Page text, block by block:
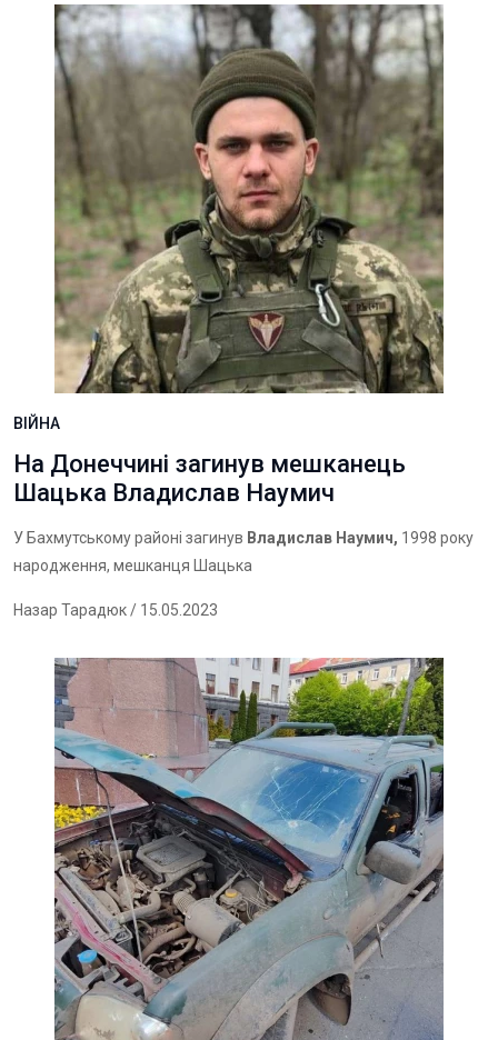
ВІЙНА
На Донеччині загинув мешканець
Шацька Владислав Наумич
У Бахмутському районі загинув Владислав Наумич, 1998 року
народження, мешканця Шацька
Назар Тарадюк/ 15.05.2023